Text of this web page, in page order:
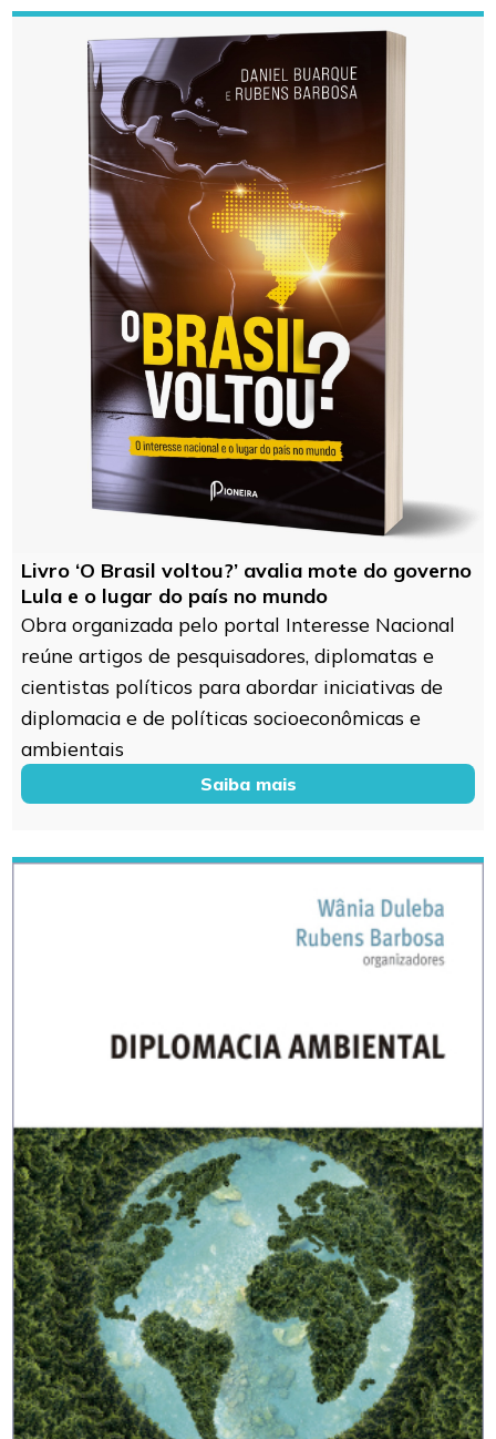
Livro ‘O Brasil voltou?’ avalia mote do governo
Lula e o lugar do país no mundo
Obra organizada pelo portal Interesse Nacional
reúne artigos de pesquisadores, diplomatas e
cientistas políticos para abordar iniciativas de
diplomacia e de políticas socioeconômicas e
ambientais
Saiba mais